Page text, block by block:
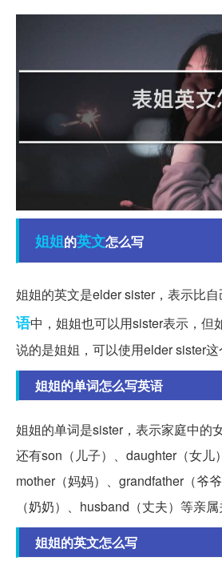
姐姐的英文怎么写
姐姐的英文是elder sister，表示比
语中，姐姐也可以用sister表示，但
说的是姐姐，可以使用elder sister这
姐姐的单词怎么写英语
姐姐的单词是sister，表示家庭中的
还有son（儿子）、daughter（女儿
mother（妈妈）、grandfather（爷
（奶奶）、husband（丈夫）等亲属
姐姐的英文怎么写